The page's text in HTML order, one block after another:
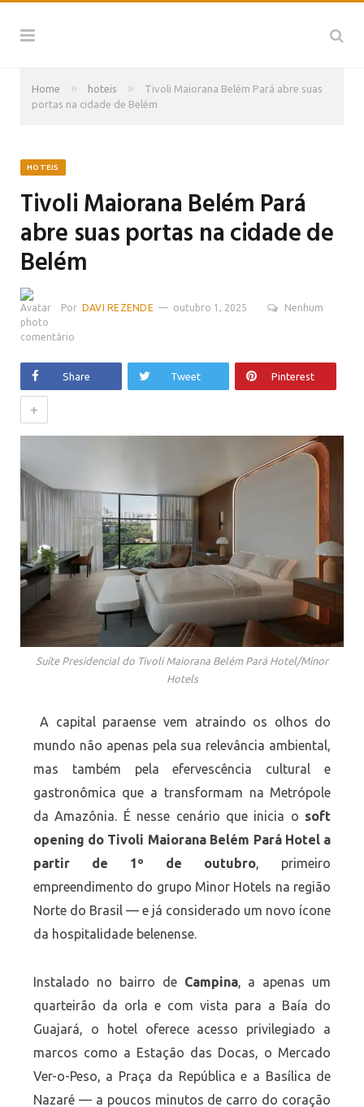
Home » hoteis »
Tivoli Maiorana Belém Pará abre suas
portas na cidade de Belém
HOTEIS
Tivoli Maiorana Belém Pará
abre suas portas na cidade de
Belém
Por DAVI REZENDE outubro 1, 2025 Nenhum
comentário
Share Tweet Pinterest
+
Suíte Presidencial do Tivoli Maiorana Belém Pará Hotel/Minor
Hotels
A capital paraense vem atraindo os olhos do
mundo não apenas pela sua relevância ambiental,
mas também pela efervescência cultural e
gastronômica que a transformam na Metrópole
da Amazônia. É nesse cenário que inicia o soft
opening do Tivoli Maiorana Belém Pará Hotel a
partir de 1º de outubro, primeiro
empreendimento do grupo Minor Hotels na região
Norte do Brasil — e já considerado um novo ícone
da hospitalidade belenense.
Instalado no bairro de Campina, a apenas um
quarteirão da orla e com vista para a Baía do
Guajará, o hotel oferece acesso privilegiado a
marcos como a Estação das Docas, o Mercado
Ver-o-Peso, a Praça da República e a Basílica de
Nazaré — a poucos minutos de carro do coração